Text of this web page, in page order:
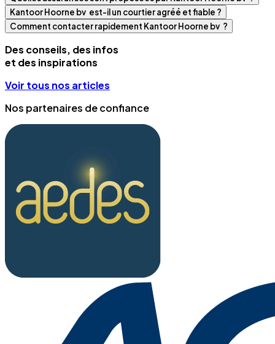
Kantoor Hoorne bv est-il un courtier agréé et fiable ?
Comment contacter rapidement Kantoor Hoorne bv ?
Des conseils, des infos
et des inspirations
Voir tous nos articles
Nos partenaires de confiance